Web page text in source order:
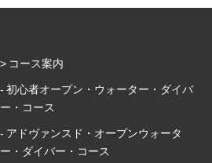
コース案内
初心者オープン・ウォーター・ダイバ
ー・コース
アドヴァンスド・オープンウォータ
ー・ダイバー・コース